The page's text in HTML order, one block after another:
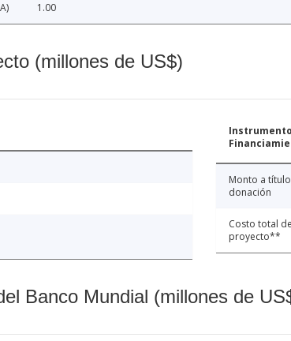
1.00
(millones de US$)
Monto a
donación
Costo total
proyecto**
Banco Mundial (millones de